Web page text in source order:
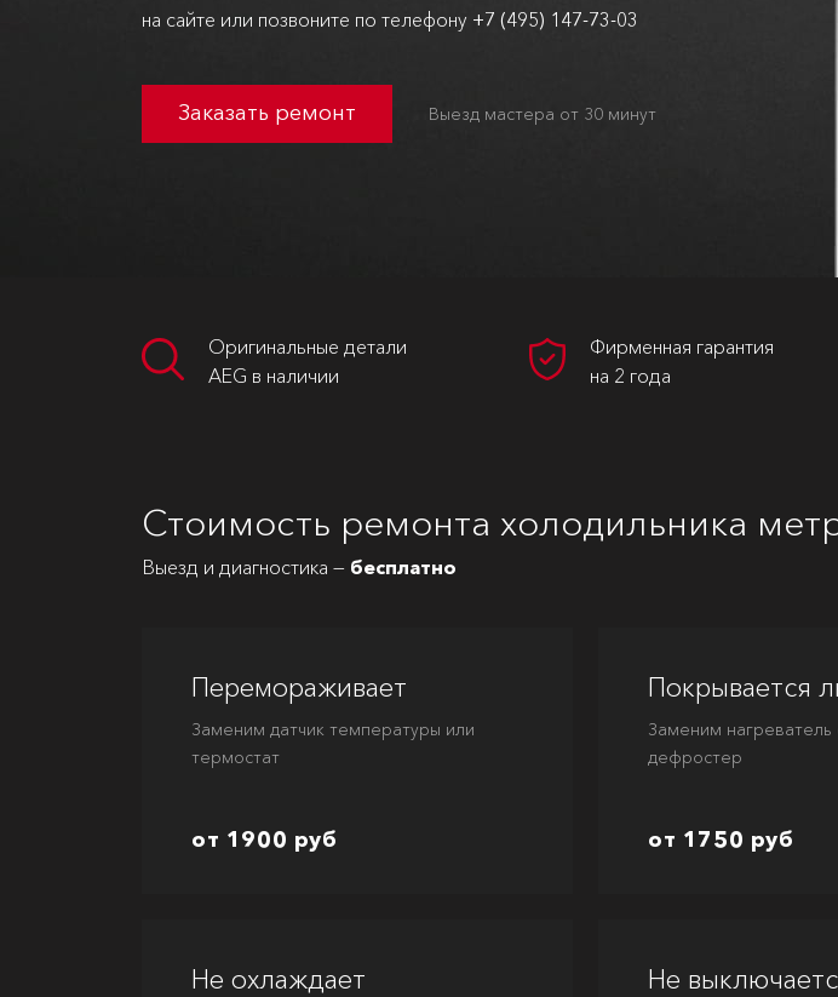
на сайте или позвоните по телефону +7 (495) 147-73-03
Заказать ремонт Выезд мастера от 30 минут
Оригинальные детали
AEG в наличии
Фирменная гарантия
на 2 года
Стоимость ремонта холодильника
Выезд и диагностика — бесплатно
Перемораживает
Заменим датчик температуры или
термостат
от 1900 руб
Покрывается
Заменим нагреватель
дефростер
от 1750 руб
Не охлаждает Не